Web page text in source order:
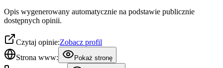
Opis wygenerowany automatycznie na podstawie publicznie
dostępnych opinii.
Czytaj opinie:Zobacz profil
Strona www:
Pokaż stronę